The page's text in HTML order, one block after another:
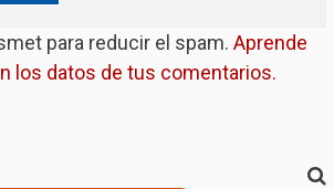
para reducir el spam. Aprende
los datos de tus comentarios.